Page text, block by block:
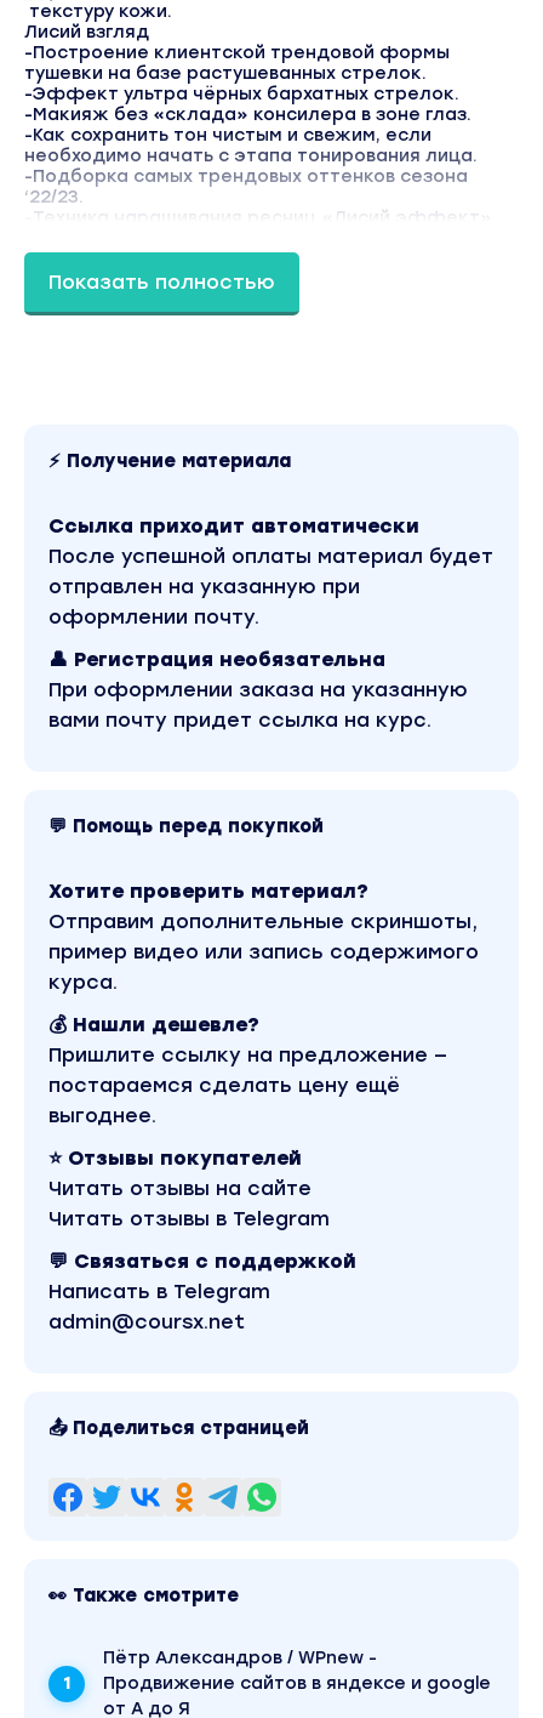
текстуру кожи.
Лисий взгляд
-Построение клиентской трендовой формы
тушевки на базе растушеванных стрелок.
-Эффект ультра чёрных бархатных стрелок.
-Макияж без «склада» консилера в зоне глаз.
-Как сохранить тон чистым и свежим, если
необходимо начать с этапа тонирования лица.
-Подборка самых трендовых оттенков сезона
‘22/23.
-Техника наращивания ресниц «Лисий эффект».
-Техника быстрого и чистого входа в кожу для
сложных оттенков.
по анатомии глаза для создания мягкого
Бонусы
В чек-листе собраны friendly-продукты и аналоги
мировых брендов, которые доступны к покупке в
России.
Я уже протестировала сотни различных продуктов
и делюсь с вами достойными аналогами.
Вы находитесь на странице товара «Софья
Бабурина - Скорость 1.0». Это версия материала
в лучшем качестве без водяных знаков.
Скриншоты содержимого, платформы и
качества записи можно посмотреть выше.
Материал относится к 2022 году. В магазине
Бабурина» можно найти через поиск по сайту.
Показать полностью
⚡ Получение материала
Ссылка приходит автоматически
После успешной оплаты материал будет
отправлен на указанную при
оформлении почту.
👤 Регистрация необязательна
При оформлении заказа на указанную
вами почту придет ссылка на курс.
💬 Помощь перед покупкой
Хотите проверить материал?
Отправим дополнительные скриншоты,
пример видео или запись содержимого
курса.
💰 Нашли дешевле?
Пришлите ссылку на предложение —
постараемся сделать цену ещё
выгоднее.
⭐ Отзывы покупателей
Читать отзывы на сайте
Читать отзывы в Telegram
💬 Связаться с поддержкой
Написать в Telegram
admin@coursx.net
📤 Поделиться страницей
👀 Также смотрите
Пётр Александров / WPnew -
Продвижение сайтов в яндексе и google
от А до Я